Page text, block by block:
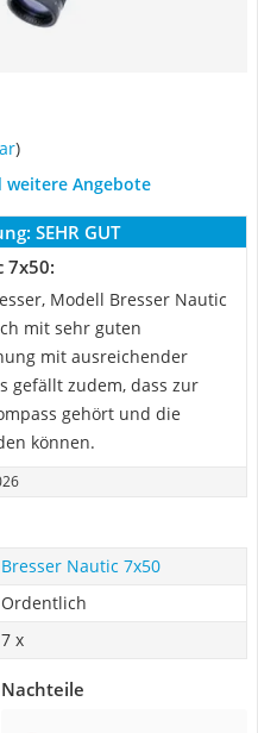
)
weitere Angebote
SEHR GUT
7x50:
Modell Bresser Nautic
mit sehr guten
mit ausreichender
gefällt zudem, dass zur
gehört und die
können.
Bresser Nautic 7x50
Ordentlich
7 x
Nachteile